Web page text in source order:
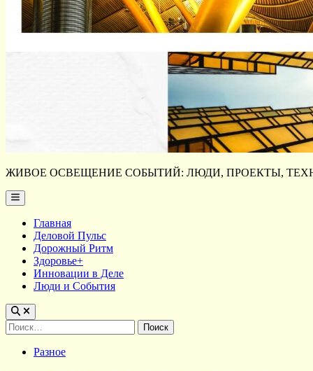
ЖИВОЕ ОСВЕЩЕНИЕ СОБЫТИЙ: ЛЮДИ, ПРОЕКТЫ,
Main
Menu
Главная
Деловой Пульс
Дорожный Ритм
Здоровье+
Инновации в Деле
Люди и События
Найти:
PostedРазное